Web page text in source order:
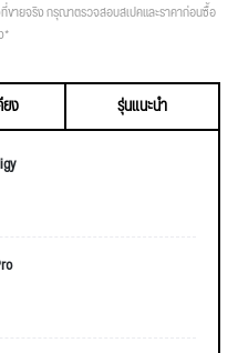
ขายจริง กรุณาตรวจสอบสเปคและราคาก่อนซื้อ
*
ยง
รุ่นแนะนำ